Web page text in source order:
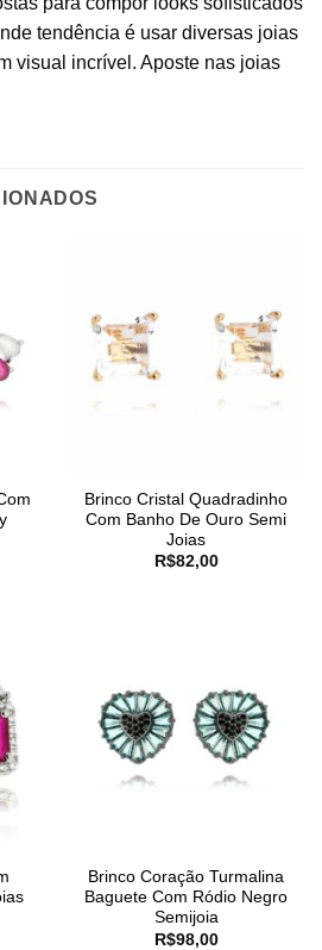
tendência é usar diversas joias
visual incrível. Aposte nas joias
Brinco Cristal Quadradinho
Com Banho De Ouro Semi
Joias
R$82,00
Brinco Coração Turmalina
Baguete Com Ródio Negro
Semijoia
R$98,00